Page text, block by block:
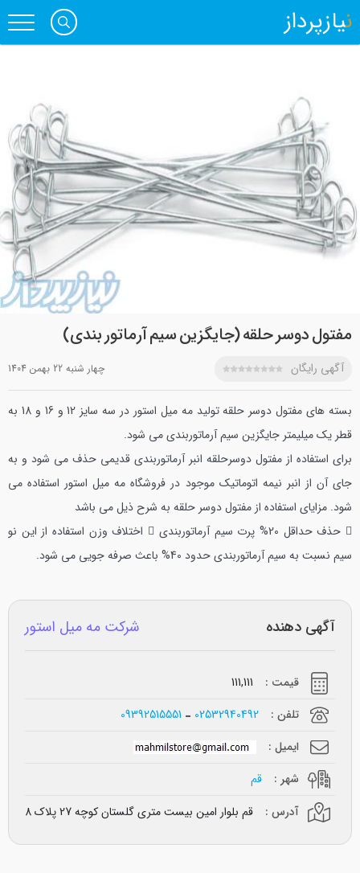
نیازپرداز
مفتول دوسر حلقه (جایگزین سیم آرماتور بندی)
آگهی رایگان چهار شنبه 22 بهمن 1404
بسته های مفتول دوسر حلقه تولید مه میل استور در سه سایز 12 و 16 و 18 به
قطر یک میلیمتر جایگزین سیم آرماتوربندی می شود.
برای استفاده از مفتول دوسرحلقه انبر آرماتوربندی قدیمی حذف می شود و به
جای آن از انبر نیمه اتوماتیک موجود در فروشگاه مه میل استور استفاده می
شود. مزایای استفاده از مفتول دوسر حلقه به شرح ذیل می باشد
 حذف حداقل 20% پرت سیم آرماتوربندی
 اختلاف وزن استفاده از این نو
سیم نسبت به سیم آرماتوربندی حدود 40% باعث صرفه جویی می شود.
آگهی دهنده شرکت مه میل استور
قیمت :
111,111
تلفن :
02532940492
09392515551
ایمیل :
شهر :
قم
آدرس :
قم بلوار امین بیست متری گلستان کوچه 27 پلاک 8